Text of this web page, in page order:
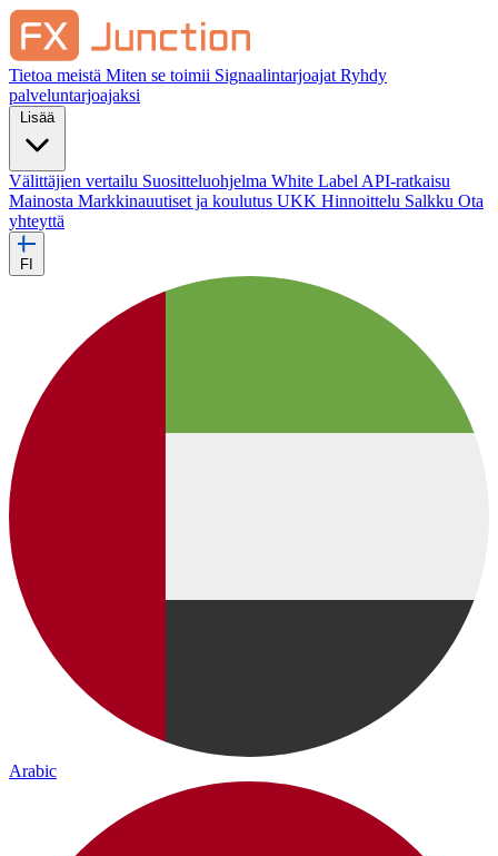
Tietoa meistä Miten se toimii Signaalintarjoajat Ryhdy
palveluntarjoajaksi
Lisää
Välittäjien vertailu Suositteluohjelma White Label API-ratkaisu
Mainosta Markkinauutiset ja koulutus UKK Hinnoittelu Salkku Ota
yhteyttä
FI
Arabic